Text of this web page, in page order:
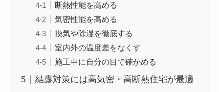
断熱性能を高める
気密性能を高める
換気や除湿を徹底する
室内外の温度差をなくす
施工中に自分の目で確かめる
結露対策には高気密・高断熱住宅が最適